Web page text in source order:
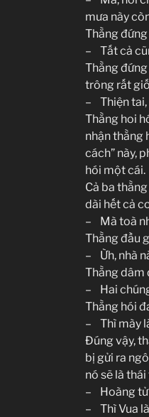
mưa này
Thằng
– Tất cả
Thằng
trông rất
– Thiện tai,
Thằng hoi
nhận thằng
cách” này,
hói một cái.
Cả ba
dài hết cả
– Mà toà
Thằng đầu
– Ừh, nhà
Thằng dâm
– Hai
Thằng hói
– Thì mày
Đúng vậy,
bị gửi ra
nó sẽ là
– Hoàng tử
– Thì Vua